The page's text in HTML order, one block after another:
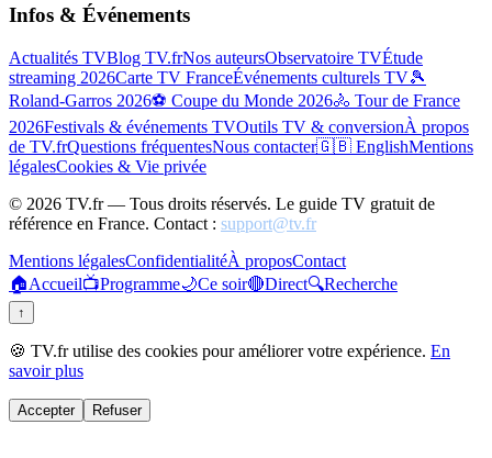
Infos & Événements
Actualités TVBlog TV.frNos auteursObservatoire TVÉtude
streaming 2026Carte TV FranceÉvénements culturels TV🎾
Roland-Garros 2026⚽ Coupe du Monde 2026🚴 Tour de France
2026Festivals & événements TVOutils TV & conversionÀ propos
de TV.frQuestions fréquentesNous contacter🇬🇧 EnglishMentions
légalesCookies & Vie privée
© 2026 TV.fr — Tous droits réservés. Le guide TV gratuit de
référence en France. Contact : support@tv.fr
Mentions légalesConfidentialitéÀ proposContact
🏠Accueil📺Programme🌙Ce soir🔴Direct🔍Recherche
↑
🍪 TV.fr utilise des cookies pour améliorer votre expérience. En
savoir plus
Accepter Refuser